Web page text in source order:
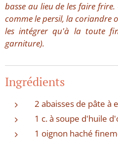
basse au lieu de les faire
comme le persil, la coriandre
les intégrer qu'à la toute
garniture).
Ingrédients
2 abaisses de pâte à
1 c. à soupe d'huile
1 oignon haché